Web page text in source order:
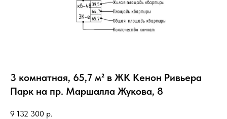
3 комнатная, 65,7 м² в ЖК Кенон Ривьера
Парк на пр. Маршалла Жукова, 8
9 132 300 р.